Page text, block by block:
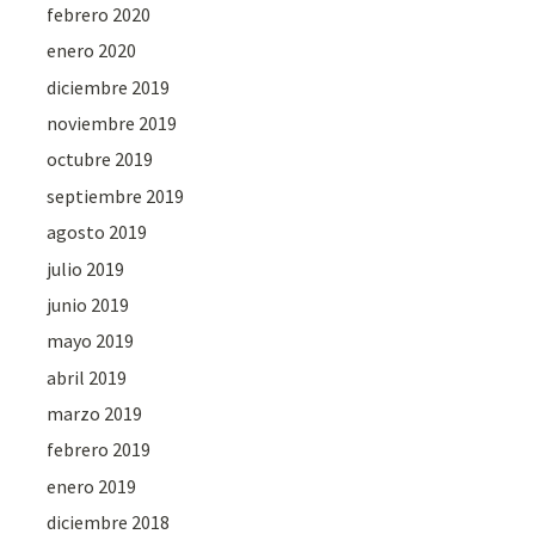
febrero 2020
enero 2020
diciembre 2019
noviembre 2019
octubre 2019
septiembre 2019
agosto 2019
julio 2019
junio 2019
mayo 2019
abril 2019
marzo 2019
febrero 2019
enero 2019
diciembre 2018